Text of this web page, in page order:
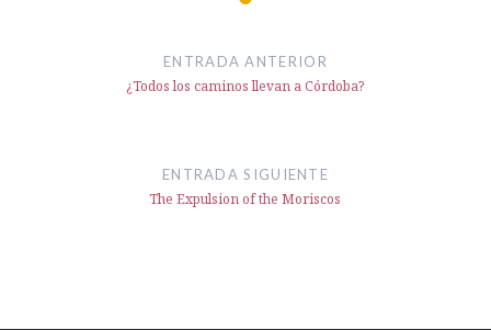
ENTRADA ANTERIOR
¿Todos los caminos llevan a Córdoba?
ENTRADA SIGUIENTE
The Expulsion of the Moriscos